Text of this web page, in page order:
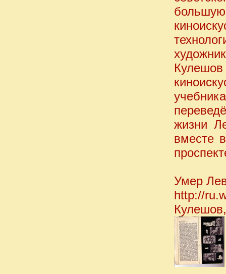
Кулешов
жизни
вместе
Умер
http://